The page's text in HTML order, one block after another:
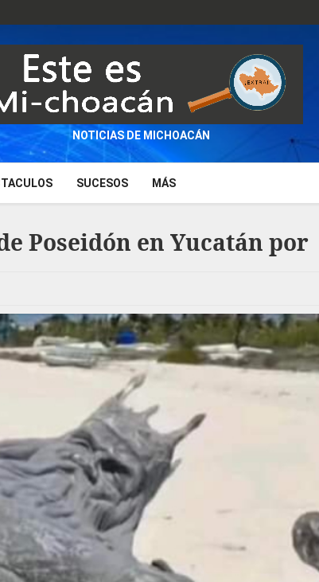
NOTICIAS DE MICHOACÁN
SUCESOS MÁS
Poseidón en Yucatán por